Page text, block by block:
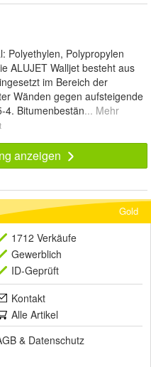
Polyethylen, Polypropylen
ALUJET Walljet besteht aus
im Bereich der
Wänden gegen aufsteigende
4. Bitumenbestän... Mehr
anzeigen
Gold
1712 Verkäufe
Gewerblich
ID-Geprüft
Kontakt
Alle Artikel
& Datenschutz